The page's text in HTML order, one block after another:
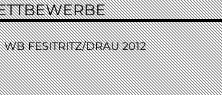
WB FESITRITZ/DRAU 2012